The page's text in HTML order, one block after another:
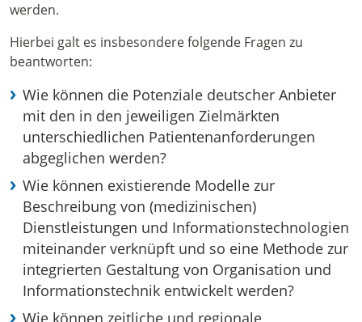
werden.
Hierbei galt es insbesondere folgende Fragen zu
beantworten:
Wie können die Potenziale deutscher Anbieter
mit den in den jeweiligen Zielmärkten
unterschiedlichen Patientenanforderungen
abgeglichen werden?
Wie können existierende Modelle zur
Beschreibung von (medizinischen)
Dienstleistungen und Informationstechnologien
miteinander verknüpft und so eine Methode zur
integrierten Gestaltung von Organisation und
Informationstechnik entwickelt werden?
Wie können zeitliche und regionale